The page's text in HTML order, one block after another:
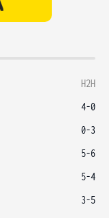
H2H
4-0
0-3
5-6
5-4
3-5